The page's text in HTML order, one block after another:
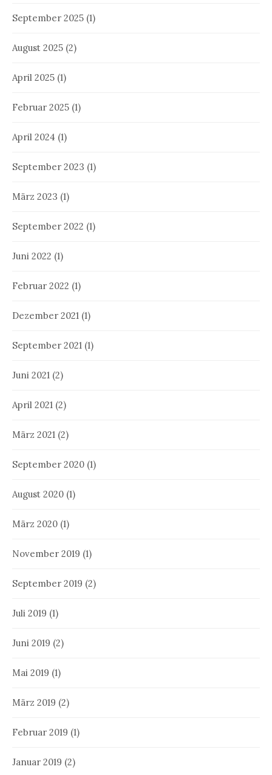
September 2025 (1)
August 2025 (2)
April 2025 (1)
Februar 2025 (1)
April 2024 (1)
September 2023 (1)
März 2023 (1)
September 2022 (1)
Juni 2022 (1)
Februar 2022 (1)
Dezember 2021 (1)
September 2021 (1)
Juni 2021 (2)
April 2021 (2)
März 2021 (2)
September 2020 (1)
August 2020 (1)
März 2020 (1)
November 2019 (1)
September 2019 (2)
Juli 2019 (1)
Juni 2019 (2)
Mai 2019 (1)
März 2019 (2)
Februar 2019 (1)
Januar 2019 (2)